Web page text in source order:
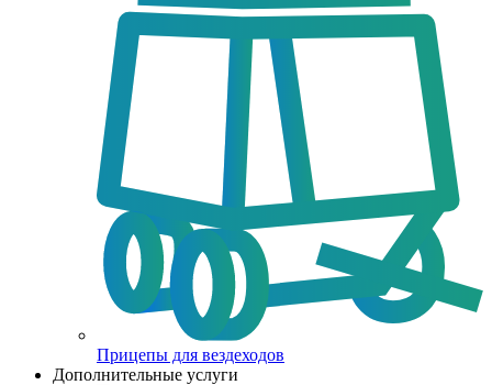
Прицепы для вездеходов
Дополнительные услуги